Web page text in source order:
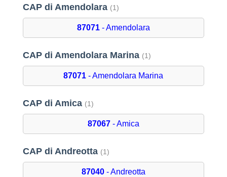
CAP di Amendolara (1)
87071- Amendolara
CAP di Amendolara Marina (1)
87071 - Amendolara Marina
CAP di Amica (1)
87067- Amica
CAP di Andreotta (1)
87040- Andreotta